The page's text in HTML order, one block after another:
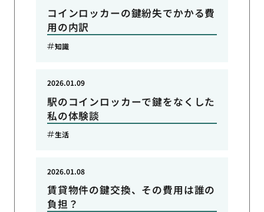
コインロッカーの鍵紛失でかかる費
用の内訳
知識
駅のコインロッカーで鍵をなくした
私の体験談
2026.01.09
生活
賃貸物件の鍵交換、その費用は誰の
負担？
2026.01.08